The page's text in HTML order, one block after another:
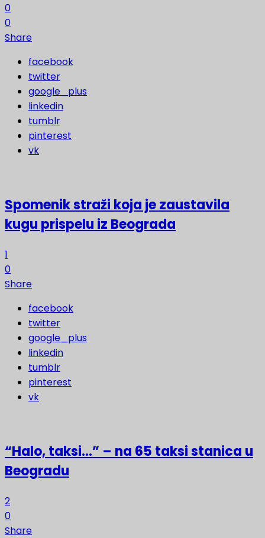
0
0
Share
facebook
twitter
google_plus
linkedin
tumblr
pinterest
vk
Spomenik straži koja je zaustavila
kugu prispelu iz Beograda
1
0
Share
facebook
twitter
google_plus
linkedin
tumblr
pinterest
vk
“Halo, taksi…” – na 65 taksi stanica u
Beogradu
2
0
Share